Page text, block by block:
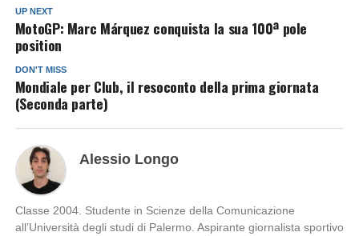
UP NEXT
MotoGP: Marc Márquez conquista la sua 100ª pole
position
DON'T MISS
Mondiale per Club, il resoconto della prima giornata
(Seconda parte)
Alessio Longo
Classe 2004. Studente in Scienze della Comunicazione
all’Università degli studi di Palermo. Aspirante giornalista sportivo